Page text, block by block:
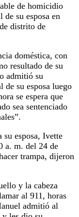
de homicidio
su esposa en
distrito de
doméstica, con
resultado de su
admitió su
su esposa luego
se espera que
sea sentenciado
esposa, Ivette
a. m. del 24 de
trampa, dijeron
y la cabeza
al 911, horas
admitió al